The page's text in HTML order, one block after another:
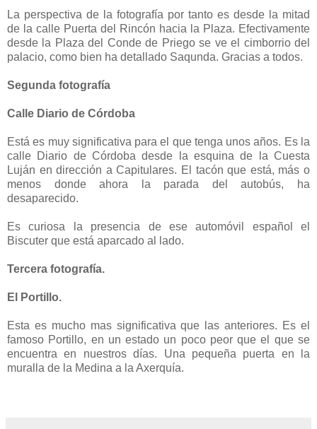
La perspectiva de la fotografía por tanto es desde la mitad
de la calle Puerta del Rincón hacia la Plaza. Efectivamente
desde la Plaza del Conde de Priego se ve el cimborrio del
palacio, como bien ha detallado Saqunda. Gracias a todos.
Segunda fotografía
Calle Diario de Córdoba
Está es muy significativa para el que tenga unos años. Es la
calle Diario de Córdoba desde la esquina de la Cuesta
Luján en dirección a Capitulares. El tacón que está, más o
menos donde ahora la parada del autobús, ha
desaparecido.
Es curiosa la presencia de ese automóvil español el
Biscuter que está aparcado al lado.
Tercera fotografía.
El Portillo.
Esta es mucho mas significativa que las anteriores. Es el
famoso Portillo, en un estado un poco peor que el que se
encuentra en nuestros días. Una pequeña puerta en la
muralla de la Medina a la Axerquía.